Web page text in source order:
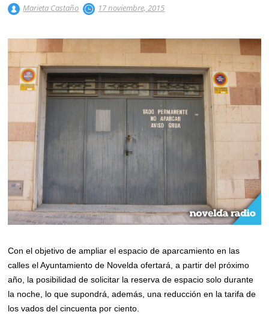
Marieta Castaño 17 noviembre, 2015
Con el objetivo de ampliar el espacio de aparcamiento en las
calles el Ayuntamiento de Novelda ofertará, a partir del próximo
año, la posibilidad de solicitar la reserva de espacio solo durante
la noche, lo que supondrá, además, una reducción en la tarifa de
los vados del cincuenta por ciento.